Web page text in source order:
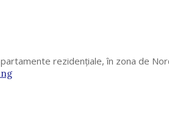
rezidențiale, în zona de